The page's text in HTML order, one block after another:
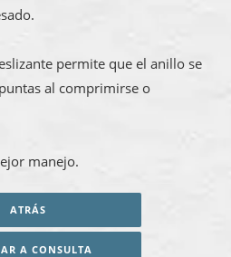
permite que el anillo se
al comprimirse o
manejo.
ATRÁS
A CONSULTA